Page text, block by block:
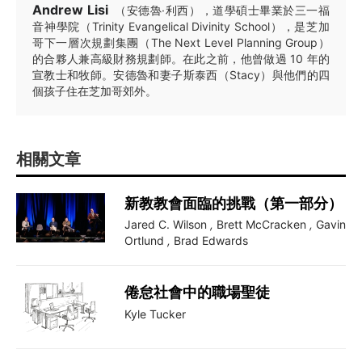
Andrew Lisi
（安德魯·利西），道學碩士畢業於三一福
音神學院（Trinity Evangelical Divinity School），是芝加
哥下一層次規劃集團（The Next Level Planning Group）
的合夥人兼高級財務規劃師。在此之前，他曾做過 10 年的
宣教士和牧師。安德魯和妻子斯泰西（Stacy）與他們的四
個孩子住在芝加哥郊外。
相關文章
新教教會面臨的挑戰（第一部分）
Jared C. Wilson , Brett McCracken , Gavin
Ortlund , Brad Edwards
倦怠社會中的職場聖徒
Kyle Tucker